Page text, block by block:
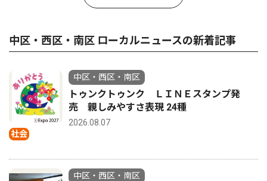
中区・西区・南区 ローカルニュースの新着記事
社会
中区・西区・南区
トゥンクトゥンク ＬＩＮＥスタンプ発
売 親しみやすさ表現 24種
2026.08.07
中区・西区・南区